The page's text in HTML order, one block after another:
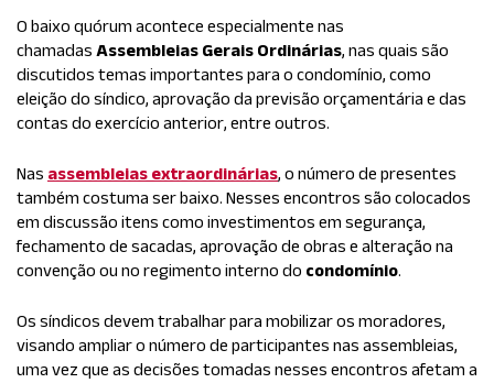
O baixo quórum acontece especialmente nas
chamadas Assembleias Gerais Ordinárias, nas quais são
discutidos temas importantes para o condomínio, como
eleição do síndico, aprovação da previsão orçamentária e das
contas do exercício anterior, entre outros.
Nas assembleias extraordinárias, o número de presentes
também costuma ser baixo. Nesses encontros são colocados
em discussão itens como investimentos em segurança,
fechamento de sacadas, aprovação de obras e alteração na
convenção ou no regimento interno do condomínio.
Os síndicos devem trabalhar para mobilizar os moradores,
visando ampliar o número de participantes nas assembleias,
uma vez que as decisões tomadas nesses encontros afetam a